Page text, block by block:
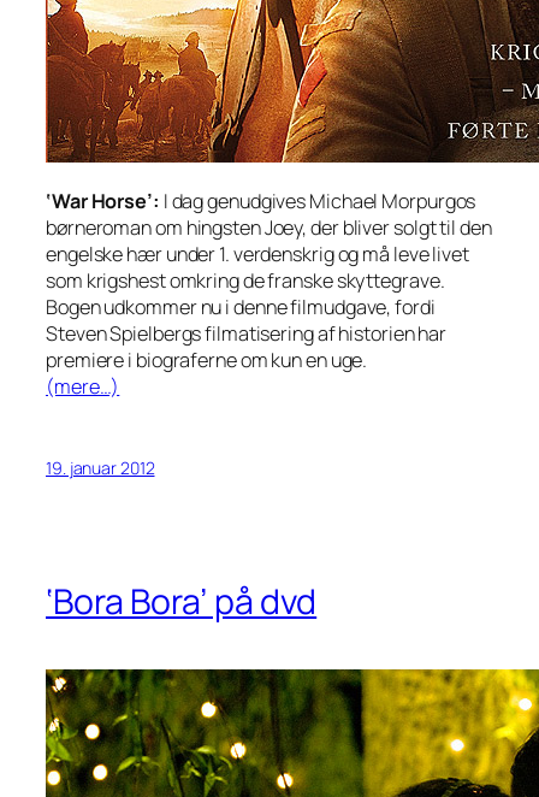
‘War Horse’: I dag genudgives Michael Morpurgos
børneroman om hingsten Joey, der bliver solgt til den
engelske hær under 1. verdenskrig og må leve livet
som krigshest omkring de franske skyttegrave.
Bogen udkommer nu i denne filmudgave, fordi
Steven Spielbergs filmatisering af historien har
premiere i biograferne om kun en uge.
(mere…)
19. januar 2012
‘Bora Bora’ på dvd